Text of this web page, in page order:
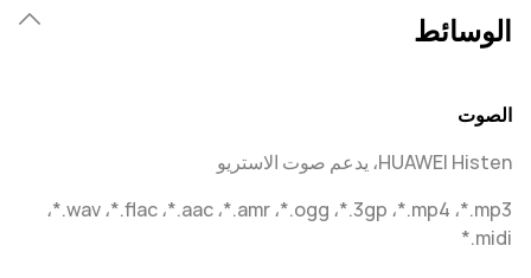
الوسائط
الصوت
HUAWEI Histen، يدعم صوت الاستريو
‎*.mp3‏، ‎*.mp4‏، ‎*.3gp‏، ‎*.ogg‏، ‎*.amr،‏ ‎*.aac،‏ ‎*.flac،‏ ‎*.wav‏،
‎*.midi